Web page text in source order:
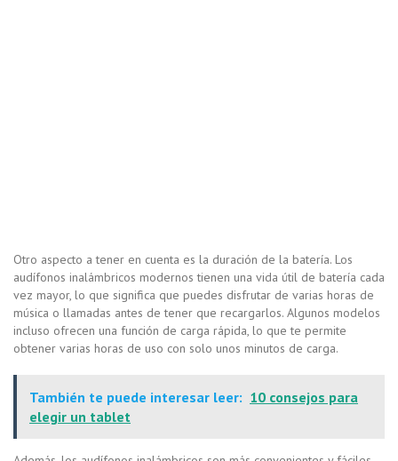
Otro aspecto a tener en cuenta es la duración de la batería. Los
audífonos inalámbricos modernos tienen una vida útil de batería cada
vez mayor, lo que significa que puedes disfrutar de varias horas de
música o llamadas antes de tener que recargarlos. Algunos modelos
incluso ofrecen una función de carga rápida, lo que te permite
obtener varias horas de uso con solo unos minutos de carga.
También te puede interesar leer: 10 consejos para
elegir un tablet